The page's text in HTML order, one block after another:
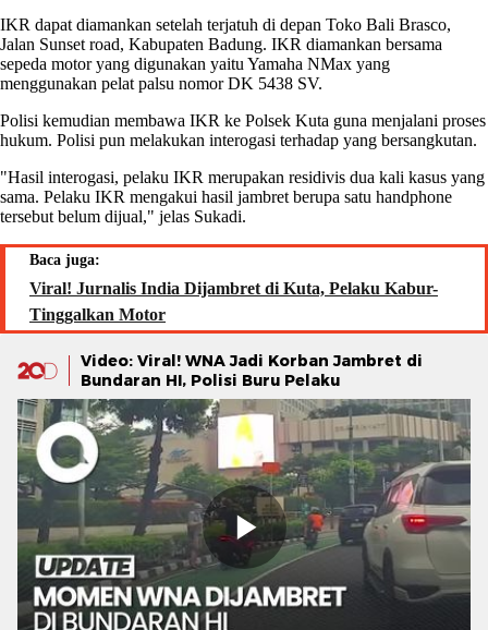
IKR dapat diamankan setelah terjatuh di depan Toko Bali Brasco,
Jalan Sunset road, Kabupaten Badung. IKR diamankan bersama
sepeda motor yang digunakan yaitu Yamaha NMax yang
menggunakan pelat palsu nomor DK 5438 SV.
Polisi kemudian membawa IKR ke Polsek Kuta guna menjalani proses
hukum. Polisi pun melakukan interogasi terhadap yang bersangkutan.
"Hasil interogasi, pelaku IKR merupakan residivis dua kali kasus yang
sama. Pelaku IKR mengakui hasil jambret berupa satu handphone
tersebut belum dijual," jelas Sukadi.
Baca juga:
Viral! Jurnalis India Dijambret di Kuta, Pelaku Kabur-
Tinggalkan Motor
Video: Viral! WNA Jadi Korban Jambret di
Bundaran HI, Polisi Buru Pelaku